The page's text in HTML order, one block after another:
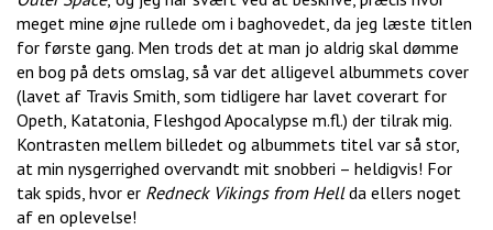
meget mine øjne rullede om i baghovedet, da jeg læste titlen
for første gang. Men trods det at man jo aldrig skal dømme
en bog på dets omslag, så var det alligevel albummets cover
(lavet af Travis Smith, som tidligere har lavet coverart for
Opeth, Katatonia, Fleshgod Apocalypse m.fl.) der tilrak mig.
Kontrasten mellem billedet og albummets titel var så stor,
at min nysgerrighed overvandt mit snobberi – heldigvis! For
tak spids, hvor er Redneck Vikings from Hellda ellers noget
af en oplevelse!